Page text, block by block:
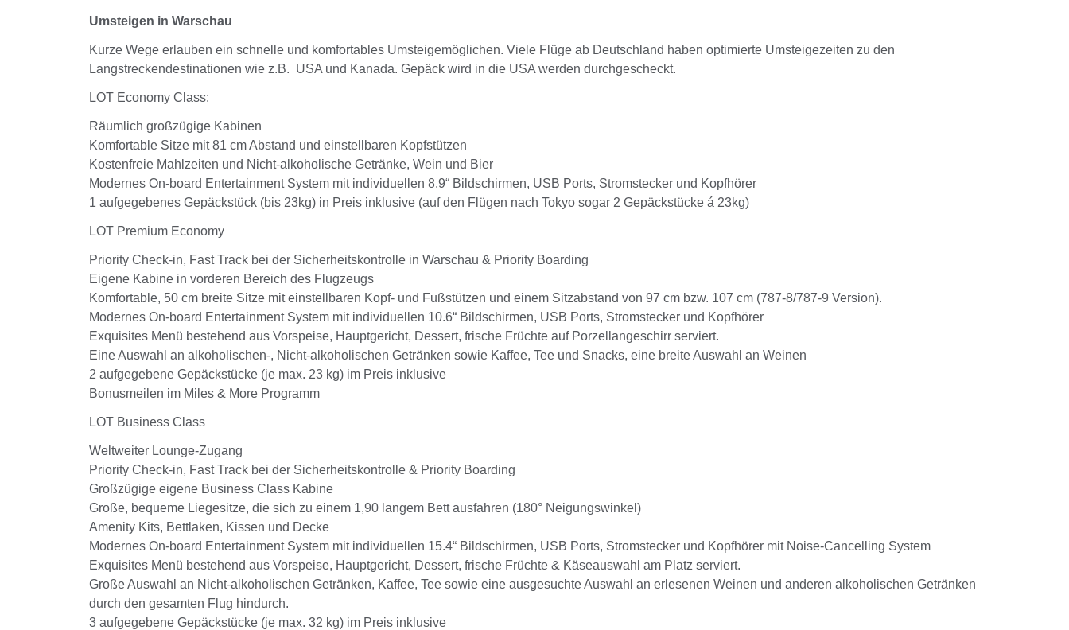
Umsteigen in Warschau
Kurze Wege erlauben ein schnelle und komfortables Umsteigemöglichen. Viele Flüge ab Deutschland haben optimierte Umsteigezeiten zu den
Langstreckendestinationen wie z.B. USA und Kanada. Gepäck wird in die USA werden durchgescheckt.
LOT Economy Class:
Räumlich großzügige Kabinen
Komfortable Sitze mit 81 cm Abstand und einstellbaren Kopfstützen
Kostenfreie Mahlzeiten und Nicht-alkoholische Getränke, Wein und Bier
Modernes On-board Entertainment System mit individuellen 8.9“ Bildschirmen, USB Ports, Stromstecker und Kopfhörer
1 aufgegebenes Gepäckstück (bis 23kg) in Preis inklusive (auf den Flügen nach Tokyo sogar 2 Gepäckstücke á 23kg)
LOT Premium Economy
Priority Check-in, Fast Track bei der Sicherheitskontrolle in Warschau & Priority Boarding
Eigene Kabine in vorderen Bereich des Flugzeugs
Komfortable, 50 cm breite Sitze mit einstellbaren Kopf- und Fußstützen und einem Sitzabstand von 97 cm bzw. 107 cm (787-8/787-9 Version).
Modernes On-board Entertainment System mit individuellen 10.6“ Bildschirmen, USB Ports, Stromstecker und Kopfhörer
Exquisites Menü bestehend aus Vorspeise, Hauptgericht, Dessert, frische Früchte auf Porzellangeschirr serviert.
Eine Auswahl an alkoholischen-, Nicht-alkoholischen Getränken sowie Kaffee, Tee und Snacks, eine breite Auswahl an Weinen
2 aufgegebene Gepäckstücke (je max. 23 kg) im Preis inklusive
Bonusmeilen im Miles & More Programm
LOT Business Class
Weltweiter Lounge-Zugang
Priority Check-in, Fast Track bei der Sicherheitskontrolle & Priority Boarding
Großzügige eigene Business Class Kabine
Große, bequeme Liegesitze, die sich zu einem 1,90 langem Bett ausfahren (180° Neigungswinkel)
Amenity Kits, Bettlaken, Kissen und Decke
Modernes On-board Entertainment System mit individuellen 15.4“ Bildschirmen, USB Ports, Stromstecker und Kopfhörer mit Noise-Cancelling System
Exquisites Menü bestehend aus Vorspeise, Hauptgericht, Dessert, frische Früchte & Käseauswahl am Platz serviert.
Große Auswahl an Nicht-alkoholischen Getränken, Kaffee, Tee sowie eine ausgesuchte Auswahl an erlesenen Weinen und anderen alkoholischen Getränken
durch den gesamten Flug hindurch.
3 aufgegebene Gepäckstücke (je max. 32 kg) im Preis inklusive